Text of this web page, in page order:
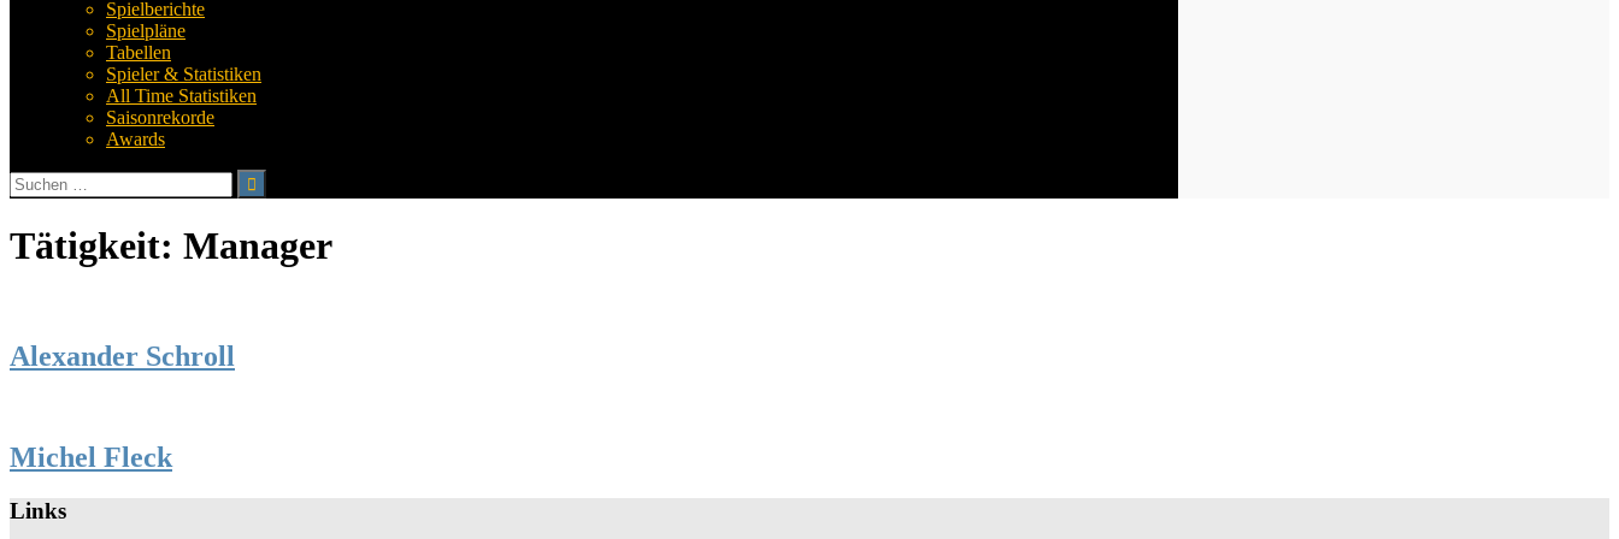
Spielberichte
Spielpläne
Tabellen
Spieler & Statistiken
All Time Statistiken
Saisonrekorde
Awards
Suchen
nach:
Tätigkeit: Manager
Alexander Schroll
Michel Fleck
Links